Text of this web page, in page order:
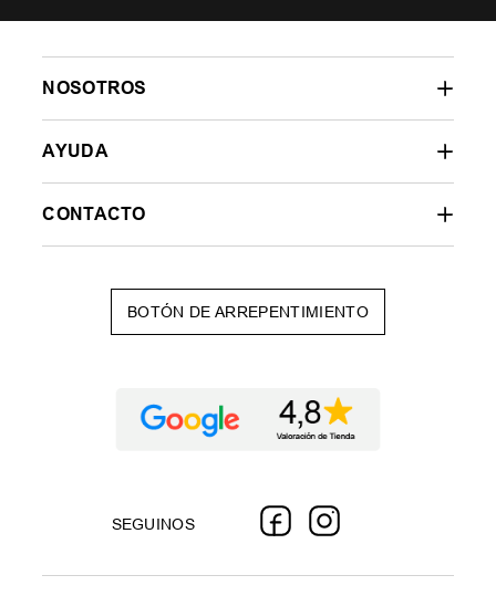
NOSOTROS
AYUDA
CONTACTO
BOTÓN DE ARREPENTIMIENTO
SEGUINOS